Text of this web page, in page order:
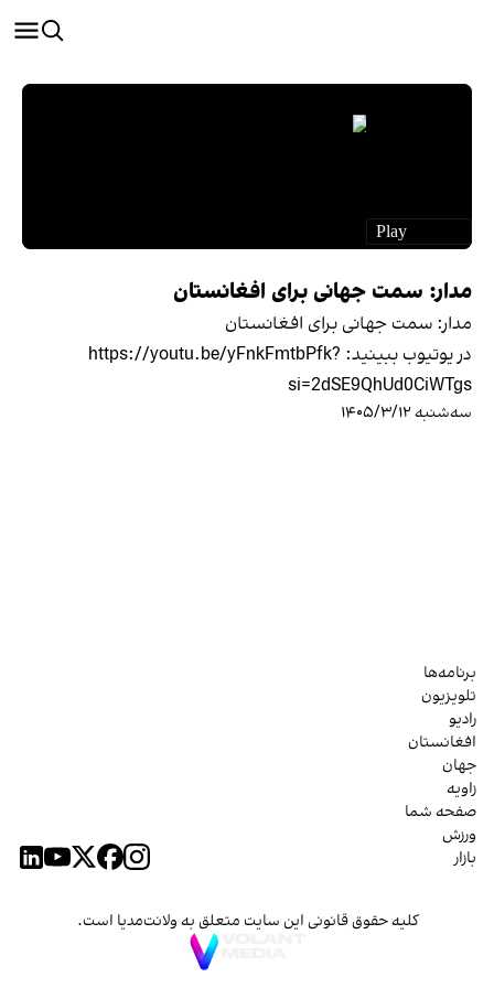
مدار: سمت جهانی برای افغانستان
مدار: سمت جهانی برای افغانستان
در یوتیوب ببينيد: https://youtu.be/yFnkFmtbPfk?
si=2dSE9QhUd0CiWTgs
سه‌شنبه ۱۴۰۵/۳/۱۲
برنامه‌ها
تلویزیون
رادیو
افغانستان
جهان
زاویه
صفحه شما
ورزش
بازار
کلیه حقوق قانونی این سایت متعلق به ولانت‌مدیا است.